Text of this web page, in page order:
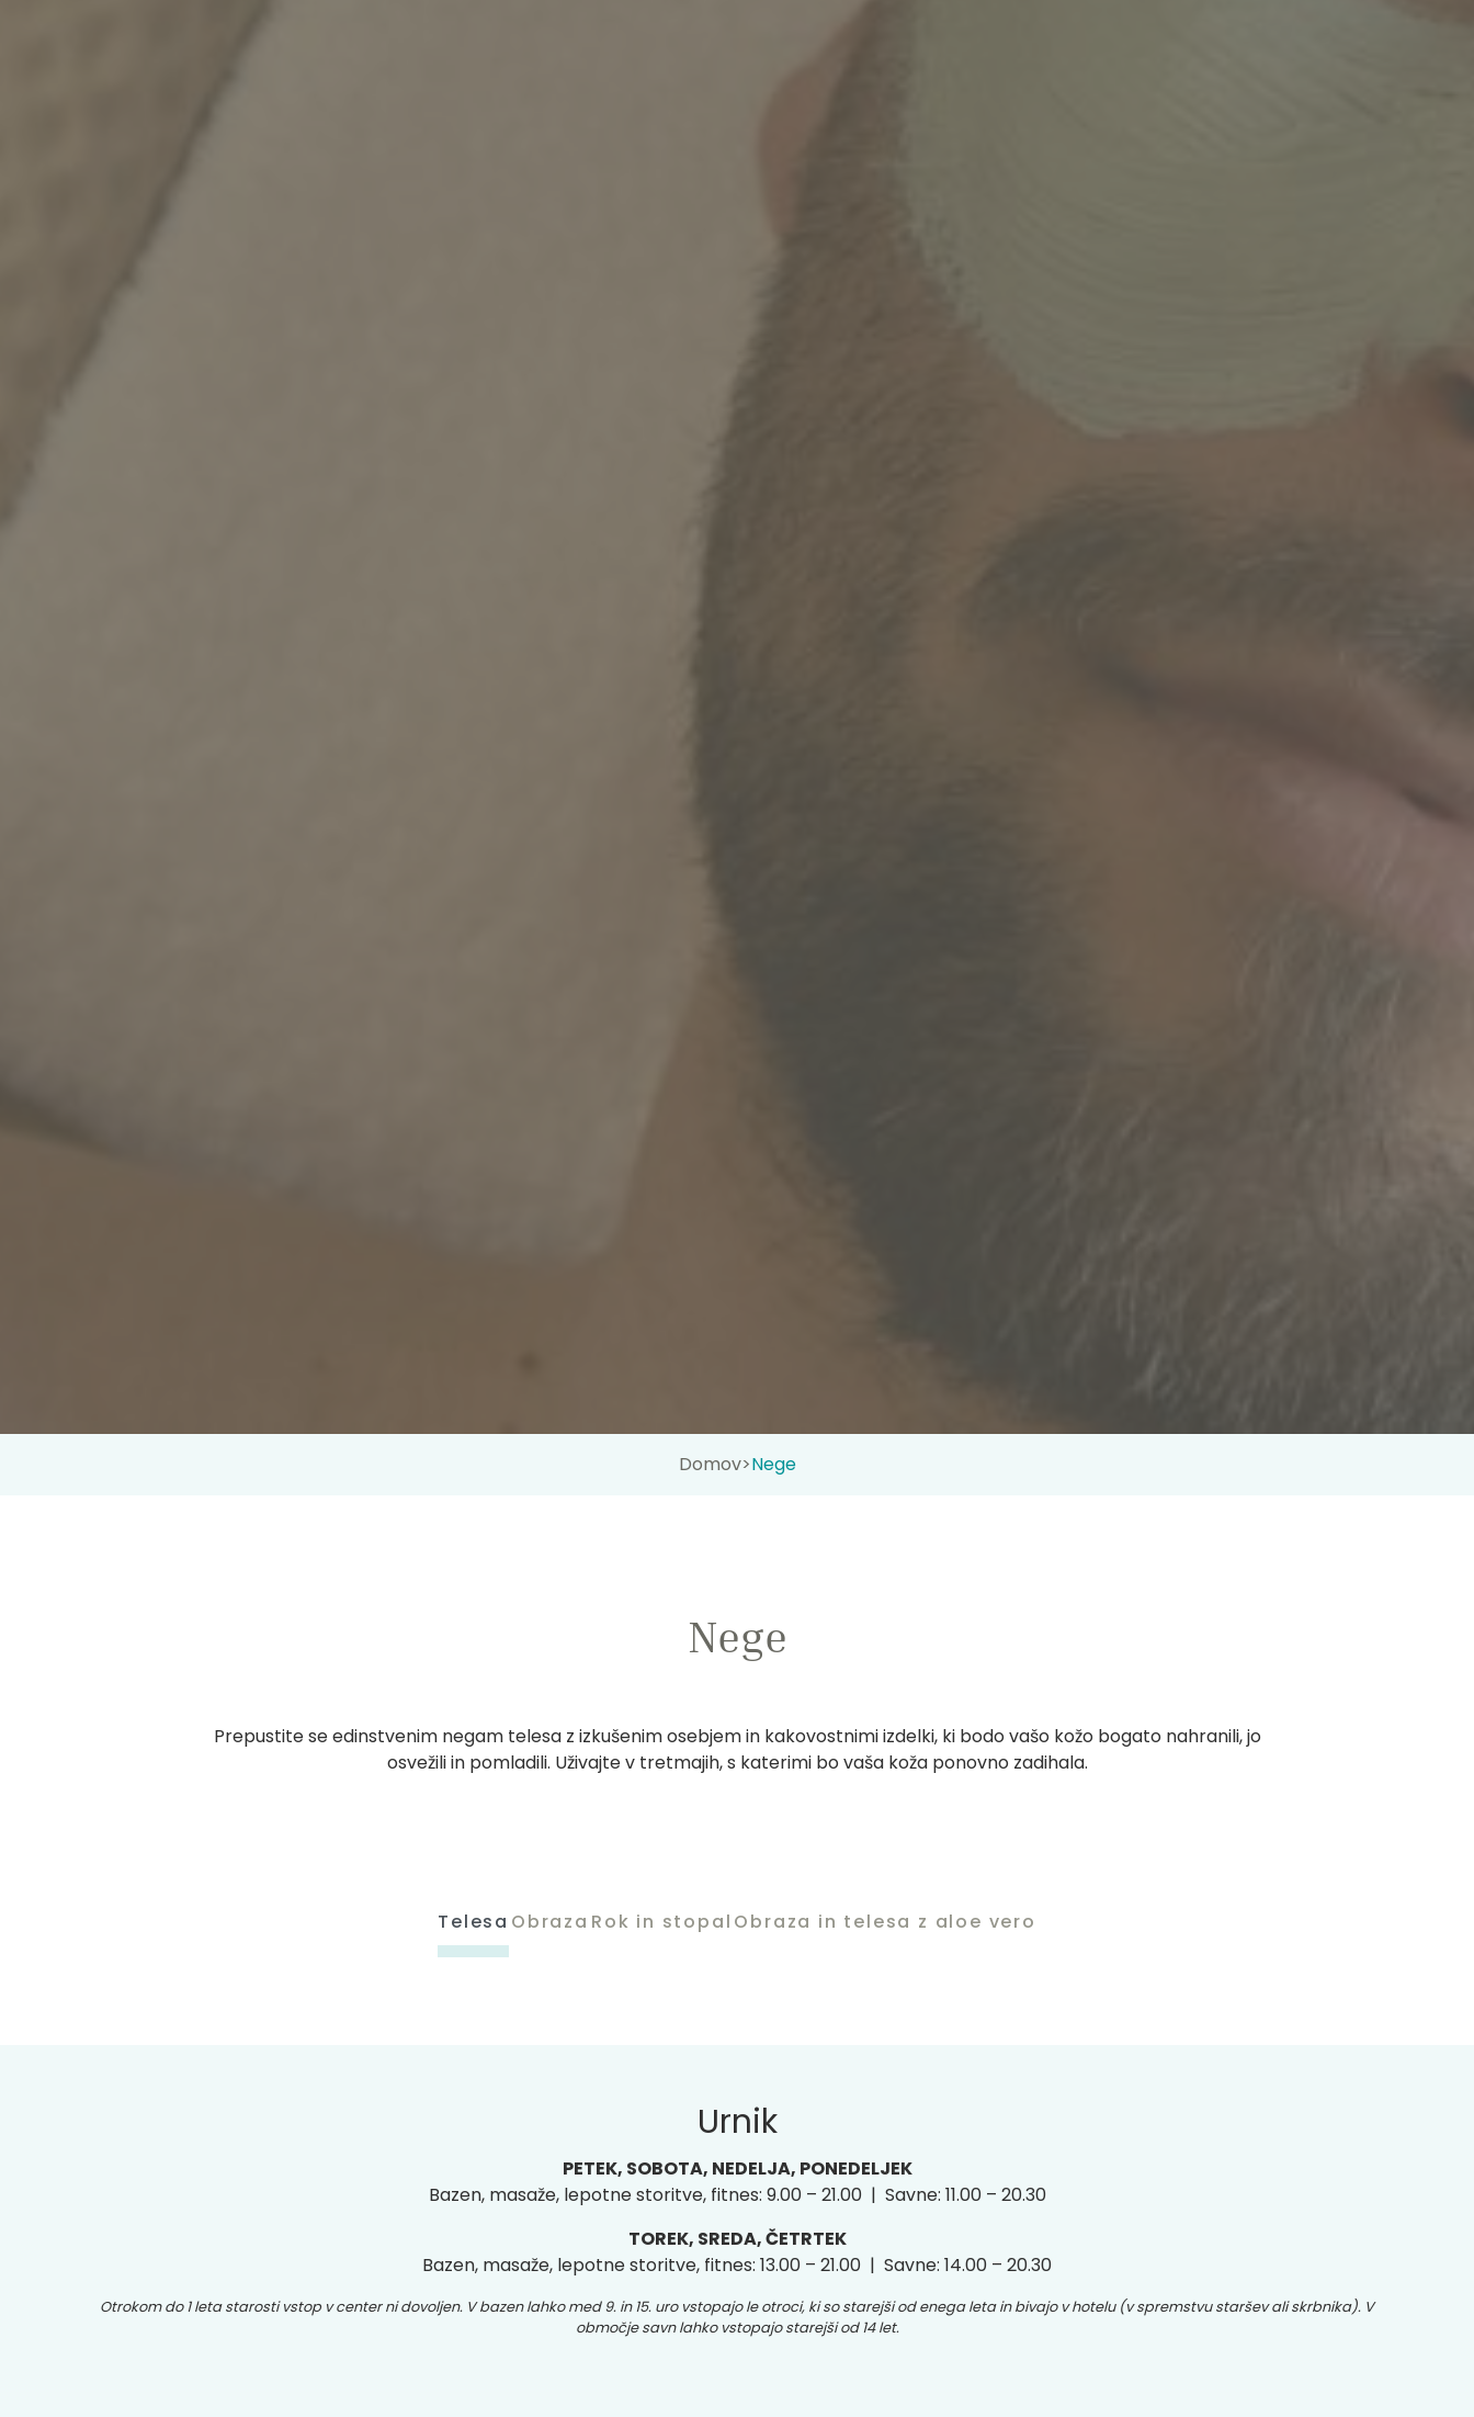
Domov>Nege
Nege
Prepustite se edinstvenim negam telesa z izkušenim osebjem in kakovostnimi izdelki, ki bodo vašo kožo bogato nahranili, jo
osvežili in pomladili. Uživajte v tretmajih, s katerimi bo vaša koža ponovno zadihala.
Telesa Obraza Rok in stopal Obraza in telesa z aloe vero
Urnik
PETEK, SOBOTA, NEDELJA, PONEDELJEK
Bazen, masaže, lepotne storitve, fitnes: 9.00 – 21.00 | Savne: 11.00 – 20.30
TOREK, SREDA, ČETRTEK
Bazen, masaže, lepotne storitve, fitnes: 13.00 – 21.00 | Savne: 14.00 – 20.30
Otrokom do 1 leta starosti vstop v center ni dovoljen. V bazen lahko med 9. in 15. uro vstopajo le otroci, ki so starejši od enega leta in bivajo v hotelu (v spremstvu staršev ali skrbnika). V
območje savn lahko vstopajo starejši od 14 let.